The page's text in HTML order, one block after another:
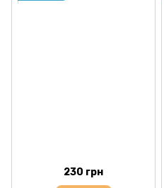
230 грн